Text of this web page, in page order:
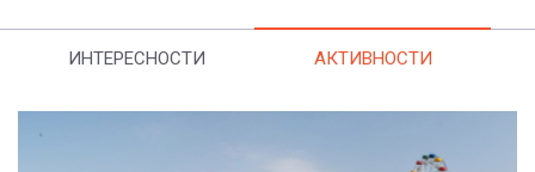
ИНТЕРЕСНОСТИ АКТИВНОСТИ